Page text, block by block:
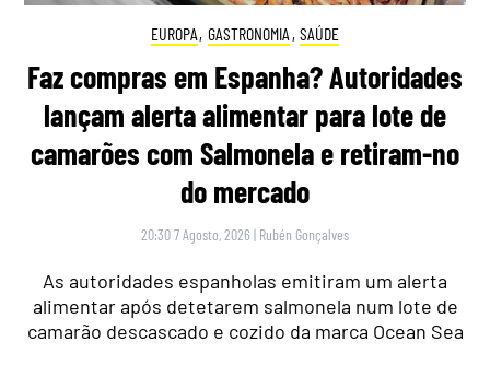
EUROPA, GASTRONOMIA , SAÚDE
Faz compras em Espanha? Autoridades
lançam alerta alimentar para lote de
camarões com Salmonela e retiram-no
do mercado
20:30 7 Agosto, 2026 | Rubén Gonçalves
As autoridades espanholas emitiram um alerta
alimentar após detetarem salmonela num lote de
camarão descascado e cozido da marca Ocean Sea